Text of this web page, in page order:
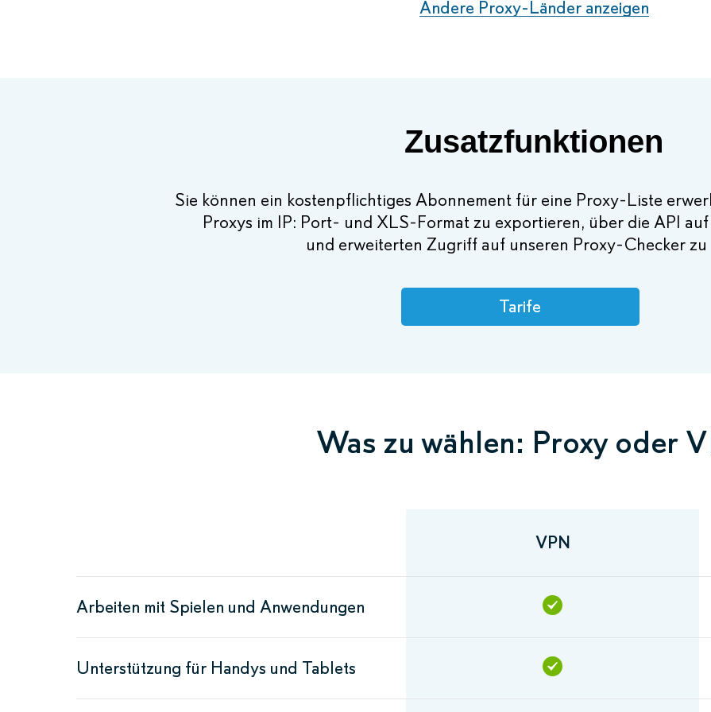
Andere Proxy-Länder anzeigen
Zusatzfunktionen
Sie können ein kostenpflichtiges Abonnement für eine Proxy-Liste
Proxys im IP: Port- und XLS-Format zu exportieren, über die API
und erweiterten Zugriff auf unseren Proxy-Checker zu
Tarife
Was zu wählen: Proxy oder
VPN
Arbeiten mit Spielen und Anwendungen
Unterstützung für Handys und Tablets